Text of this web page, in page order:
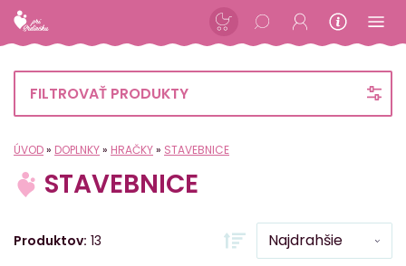
FILTROVAŤ PRODUKTY
ÚVOD» DOPLNKY» HRAČKY» STAVEBNICE
STAVEBNICE
Produktov: 13